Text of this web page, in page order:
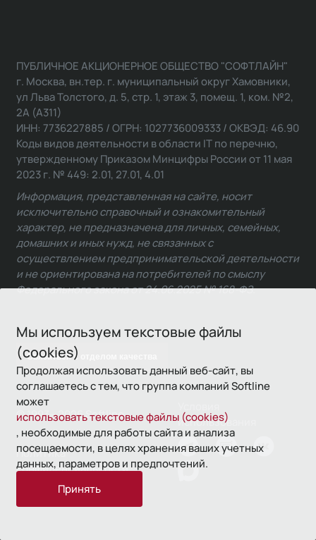
Мы используем текстовые файлы
(cookies)
Продолжая использовать данный веб-сайт, вы
соглашаетесь с тем, что группа компаний Softline
может
использовать текстовые файлы (cookies)
, необходимые для работы сайта и анализа
посещаемости, в целях хранения ваших учетных
данных, параметров и предпочтений.
Принять
Связаться с отделом качества
ПУБЛИЧНОЕ АКЦИОНЕРНОЕ ОБЩЕСТВО "СОФТЛАЙН"
г. Москва, вн.тер. г. муниципальный округ Хамовники,
ул Льва Толстого, д. 5, стр. 1, этаж 3, помещ. 1, ком. №2,
2А (А311)
ИНН: 7736227885 / ОГРН: 1027736009333 / ОКВЭД: 46.90
Коды видов деятельности в области IT по перечню,
утвержденному Приказом Минцифры России от 11 мая
2023 г. № 449: 2.01, 27.01, 4.01
Информация, представленная на сайте, носит
исключительно справочный и ознакомительный
характер, не предназначена для личных, семейных,
домашних и иных нужд, не связанных с
осуществлением предпринимательской деятельности
и не ориентирована на потребителей по смыслу
Федерального закона от 24.06.2025 № 168-ФЗ.
© 1993—2026 Softline
использования
Политика
конфиденциальности